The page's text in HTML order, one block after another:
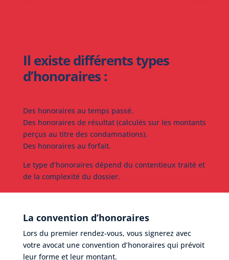
Il existe différents types
d’honoraires :
Des honoraires au temps passé.
Des honoraires de résultat (calculés sur les montants
perçus au titre des condamnations).
Des honoraires au forfait.
Le type d’honoraires dépend du contentieux traité et
de la complexité du dossier.
La convention d’honoraires
Lors du premier rendez-vous, vous signerez avec
votre avocat une convention d’honoraires qui prévoit
leur forme et leur montant.